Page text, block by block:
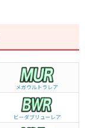
メガウルトラレア
ビーダブリュー レア